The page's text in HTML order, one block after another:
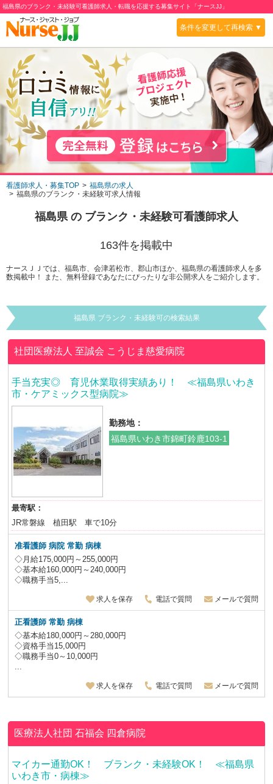
福島県のブランク・未経験可看護師求人・転職を応援する募集サイト「ナースJJ」
条件を変更して再検索 ▼
看護師求人・募集TOP
福島県の求人
福島県のブランク・未経験可求人情報
福島県の ブランク・未経験可看護師求人
163件を掲載中
ナースＪＪでは、福島市、会津若松市、郡山市ほか、福島県の看護師求人を多
数掲載中！ また、無料登録であなたにぴったりな非公開求人をご紹介します。
福島県 ブランク・未経験可の検索結果
社団医療法人 至誠会 こうじま慈愛病院
手当充実◎ 育児休業取得実績あり！ ≪福島県いわき
市・ケアミックス型病院≫
勤務地：
福島県いわき市錦町鈴鹿103-1
最寄駅：
JR常磐線 植田駅 車で10分
准看護師 病院 常勤 病棟
◇月給175,000円～255,000円
◇基本給160,000円～240,000円
◇職務手当5,...
求人を保存 電話で質問 メールで質問
正看護師 常勤 病棟
◇基本給180,000円～280,000円
◇資格手当15,000円
◇職務手当0～10,000円
...
求人を保存 電話で質問 メールで質問
医療法人社団 石福会 四倉病院
マイカー通勤OK！ ブランク・未経験OK！ ≪福島県
いわき市・病棟≫